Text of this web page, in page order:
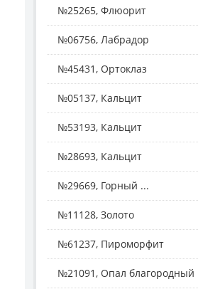
№25265, Флюорит
№06756, Лабрадор
№45431, Ортоклаз
№05137, Кальцит
№53193, Кальцит
№28693, Кальцит
№29669, Горный ...
№11128, Золото
№61237, Пироморфит
№21091, Опал благородный